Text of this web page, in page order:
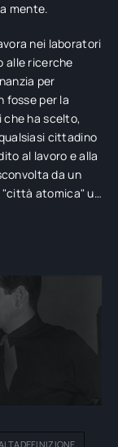
mente.
nei laboratori
alle ricerche
per
fosse per la
ha scelto,
cittadino
al lavoro e alla
da un
"città atomica" un
il figlioletto
la formula